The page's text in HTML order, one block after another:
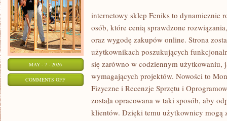
MAY - 7 - 2026
COMMENTS OFFON
internetowy sklep Feniks to dynamicznie
osób, które cenią sprawdzone
oraz wygodę zakupów online. Strona
użytkownikach poszukujących
się zarówno w codziennym użytkowaniu,
wymagających projektów. Nowości to
Fizyczne i Recenzje Sprzętu i
została opracowana w taki sposób, aby
klientów. Dzięki temu użytkownicy mogą